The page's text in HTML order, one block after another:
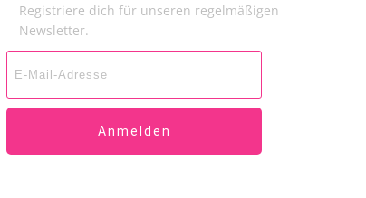
Registriere dich für unseren regelmäßigen
Newsletter.
Anmelden